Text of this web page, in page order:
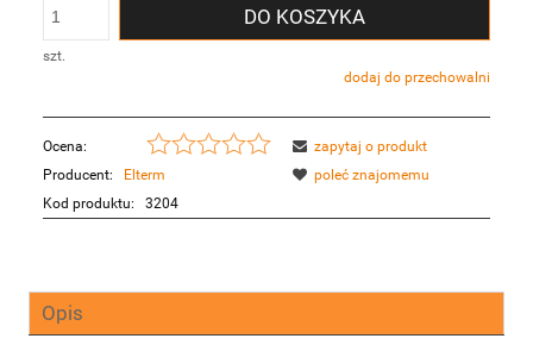
szt.
DO KOSZYKA
dodaj do przechowalni
Ocena:
Producent:
Elterm
Kod produktu:
3204
zapytaj o produkt
poleć znajomemu
Opis